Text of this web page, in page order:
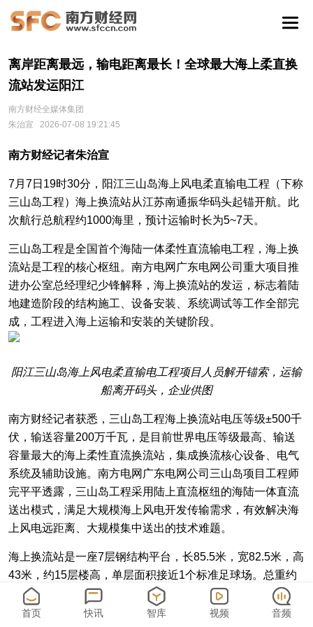
离岸距离最远，输电距离最长！全球最大海上柔直换
流站发运阳江
南方财经全媒体集团
朱治宣
2026-07-08 19:21:45
南方财经记者朱治宣
7月7日19时30分，阳江三山岛海上风电柔直输电工程（下称
三山岛工程）海上换流站从江苏南通振华码头起锚开航。此
次航行总航程约1000海里，预计运输时长为5~7天。
三山岛工程是全国首个海陆一体柔性直流输电工程，海上换
流站是工程的核心枢纽。南方电网广东电网公司重大项目推
进办公室总经理纪少锋解释，海上换流站的发运，标志着陆
地建造阶段的结构施工、设备安装、系统调试等工作全部完
成，工程进入海上运输和安装的关键阶段。
阳江三山岛海上风电柔直输电工程项目人员解开锚索，运输
船离开码头，企业供图
南方财经记者获悉，三山岛工程海上换流站电压等级±500千
伏，输送容量200万千瓦，是目前世界电压等级最高、输送
容量最大的海上柔性直流换流站，集成换流核心设备、电气
系统及辅助设施。南方电网广东电网公司三山岛项目工程师
完平平透露，三山岛工程采用陆上直流枢纽的海陆一体直流
送出模式，满足大规模海上风电开发传输需求，有效解决海
上风电远距离、大规模集中送出的技术难题。
海上换流站是一座7层钢结构平台，长85.5米，宽82.5米，高
43米，约15层楼高，单层面积接近1个标准足球场。总重约
为2.5万吨，相当于50多列完整高铁列车。
针对海上高盐、高湿、多台风等环境条件，三山岛工程海上
首页 快讯 智库 视频 音频